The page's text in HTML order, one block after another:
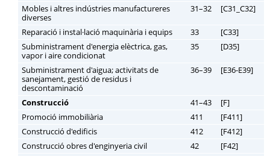
Mobles i altres indústries manufactureres
diverses
31–32 [C31_C32]
Reparació i instal·lació maquinària i equips 33
[C33]
Subministrament d'energia elèctrica, gas,
vapor i aire condicionat
35 [D35]
Subministrament d'aigua; activitats de
sanejament, gestió de residus i
descontaminació
36–39 [E36-E39]
Construcció 41–43
[F]
Promoció immobiliària
411
[F411]
Construcció d'edificis
412
[F412]
Construcció obres d'enginyeria civil
42
[F42]